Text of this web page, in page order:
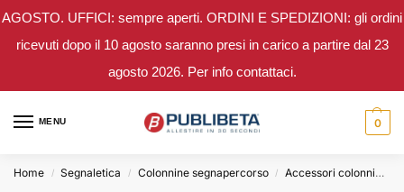
AGOSTO. UFFICI: sempre aperti. ORDINI E SPEDIZIONI: gli ordini
ricevuti dopo il 10 agosto saranno presi in carico a partire dal 23
agosto 2026. Per info contattaci.
MENU 0
Home / Segnaletica / Colonnine segnapercorso / Accessori colonnine